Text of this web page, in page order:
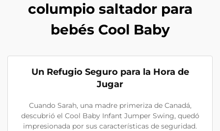
columpio saltador para
bebés Cool Baby
Un Refugio Seguro para la Hora de
Jugar
Cuando Sarah, una madre primeriza de Canadá,
descubrió el Cool Baby Infant Jumper Swing, quedó
impresionada por sus características de seguridad.